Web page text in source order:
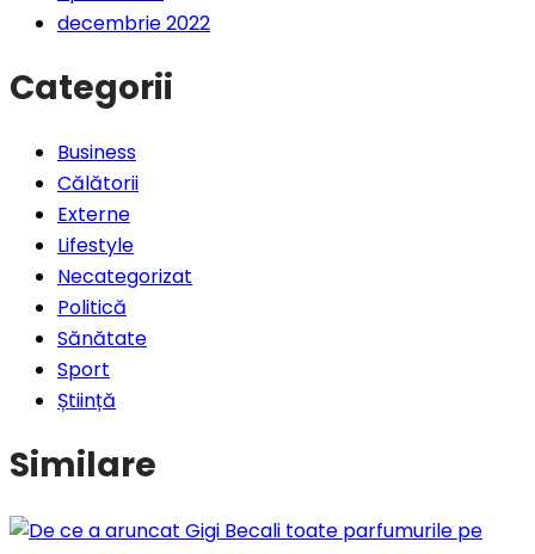
decembrie 2022
Categorii
Business
Călătorii
Externe
Lifestyle
Necategorizat
Politică
Sănătate
Sport
Știință
Similare